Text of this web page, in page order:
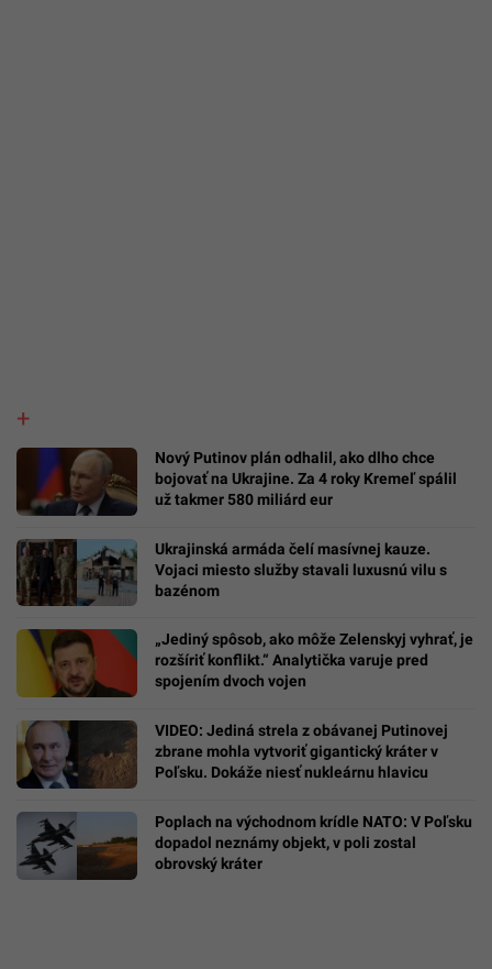
Nový Putinov plán odhalil, ako dlho chce
bojovať na Ukrajine. Za 4 roky Kremeľ spálil
už takmer 580 miliárd eur
Ukrajinská armáda čelí masívnej kauze.
Vojaci miesto služby stavali luxusnú vilu s
bazénom
„Jediný spôsob, ako môže Zelenskyj vyhrať, je
rozšíriť konflikt.“ Analytička varuje pred
spojením dvoch vojen
VIDEO: Jediná strela z obávanej Putinovej
zbrane mohla vytvoriť gigantický kráter v
Poľsku. Dokáže niesť nukleárnu hlavicu
Poplach na východnom krídle NATO: V Poľsku
dopadol neznámy objekt, v poli zostal
obrovský kráter